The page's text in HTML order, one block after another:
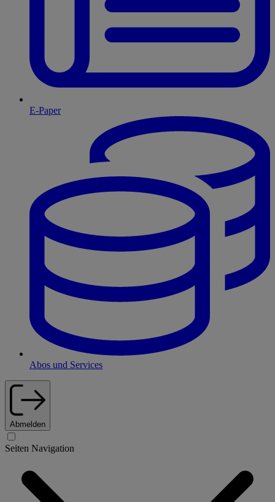
E-Paper
Abos und Services
Abmelden
Seiten Navigation